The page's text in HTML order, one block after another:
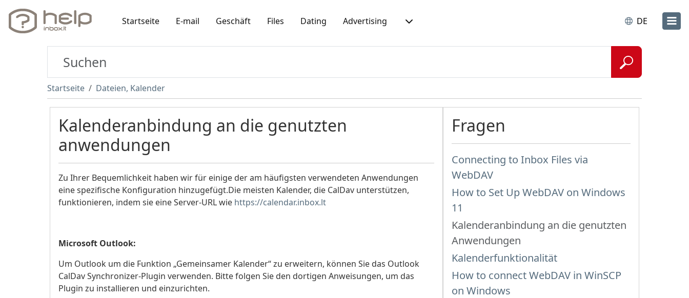
Startseite E-mail Geschäft Files Dating Advertising DE
Startseite Dateien, Kalender
Kalenderanbindung an die genutzten
anwendungen
Zu Ihrer Bequemlichkeit haben wir für einige der am häufigsten verwendeten Anwendungen
eine spezifische Konfiguration hinzugefügt.Die meisten Kalender, die CalDav unterstützen,
funktionieren, indem sie eine Server-URL wie https://calendar.inbox.lt
Microsoft Outlook:
Um Outlook um die Funktion „Gemeinsamer Kalender“ zu erweitern, können Sie das Outlook
CalDav Synchronizer-Plugin verwenden. Bitte folgen Sie den dortigen Anweisungen, um das
Plugin zu installieren und einzurichten.
Fragen
Connecting to Inbox Files via
WebDAV
How to Set Up WebDAV on Windows
11
Kalenderanbindung an die genutzten
Anwendungen
Kalenderfunktionalität
How to сonnect WebDAV in WinSCP
on Windows